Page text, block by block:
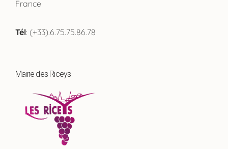
France
Tél: (+33).6.75.75.86.78
Mairie des Riceys